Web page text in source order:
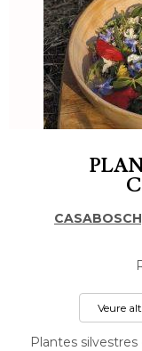
Veure
Plantes silvestres